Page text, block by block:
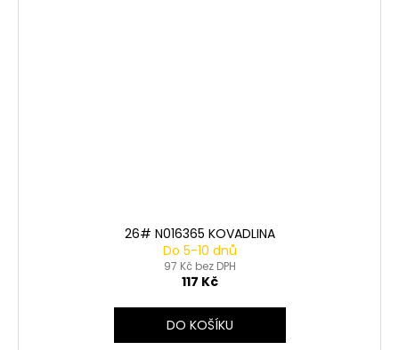
26# N016365 KOVADLINA
Do 5-10 dnů
97 Kč bez DPH
117 Kč
DO KOŠÍKU